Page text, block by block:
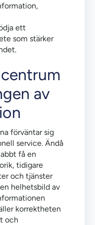
ett
som stärker
av
förväntar sig
service. Ändå
få en
tidigare
och tjänster
helhetsbild av
korrektheten
och